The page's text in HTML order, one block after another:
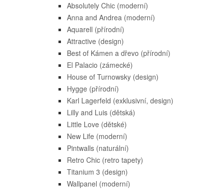
Absolutely Chic (moderní)
Anna and Andrea (moderní)
Aquarell (přírodní)
Attractive (design)
Best of Kámen a dřevo (přírodní)
El Palacio (zámecké)
House of Turnowsky (design)
Hygge (přírodní)
Karl Lagerfeld (exklusivní, design)
Lilly and Luis (dětská)
Little Love (dětské)
New Life (moderní)
Pintwalls (naturální)
Retro Chic (retro tapety)
Titanium 3 (design)
Wallpanel (moderní)